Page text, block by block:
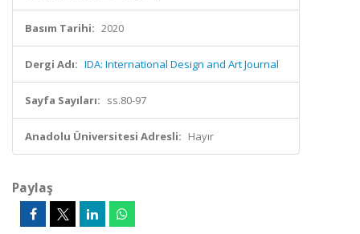
Basım Tarihi: 2020
Dergi Adı: IDA: International Design and Art Journal
Sayfa Sayıları: ss.80-97
Anadolu Üniversitesi Adresli: Hayır
Paylaş